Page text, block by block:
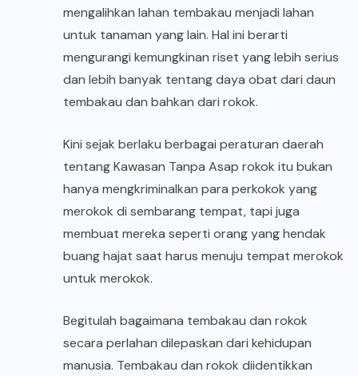
mengalihkan lahan tembakau menjadi lahan
untuk tanaman yang lain. Hal ini berarti
mengurangi kemungkinan riset yang lebih serius
dan lebih banyak tentang daya obat dari daun
tembakau dan bahkan dari rokok.
Kini sejak berlaku berbagai peraturan daerah
tentang Kawasan Tanpa Asap rokok itu bukan
hanya mengkriminalkan para perkokok yang
merokok di sembarang tempat, tapi juga
membuat mereka seperti orang yang hendak
buang hajat saat harus menuju tempat merokok
untuk merokok.
Begitulah bagaimana tembakau dan rokok
secara perlahan dilepaskan dari kehidupan
manusia. Tembakau dan rokok diidentikkan